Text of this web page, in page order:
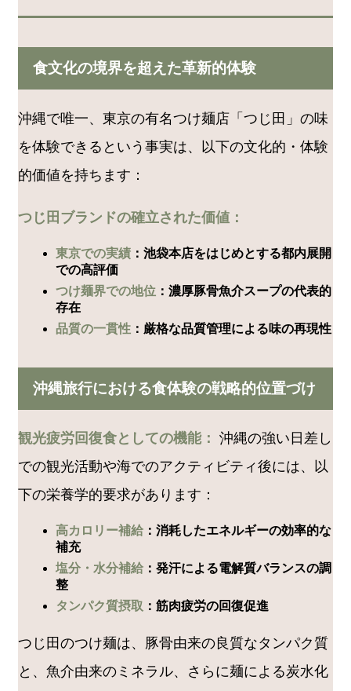
食文化の境界を超えた革新的体験
沖縄で唯一、東京の有名つけ麺店「つじ田」の味
を体験できるという事実は、以下の文化的・体験
的価値を持ちます：
つじ田ブランドの確立された価値：
東京での実績 ：池袋本店をはじめとする都内展開
での高評価
つけ麺界での地位 ：濃厚豚骨魚介スープの代表的
存在
品質の一貫性 ：厳格な品質管理による味の再現性
沖縄旅行における食体験の戦略的位置づけ
観光疲労回復食としての機能： 沖縄の強い日差し
での観光活動や海でのアクティビティ後には、以
下の栄養学的要求があります：
高カロリー補給 ：消耗したエネルギーの効率的な
補充
塩分・水分補給 ：発汗による電解質バランスの調
整
タンパク質摂取 ：筋肉疲労の回復促進
つじ田のつけ麺は、豚骨由来の良質なタンパク質
と、魚介由来のミネラル、さらに麺による炭水化